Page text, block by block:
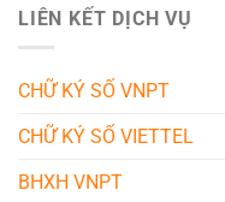
LIÊN KẾT DỊCH VỤ
CHỮ KÝ SỐ VNPT
CHỮ KÝ SỐ VIETTEL
BHXH VNPT